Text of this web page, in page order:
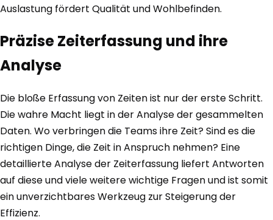
Auslastung fördert Qualität und Wohlbefinden.
Präzise Zeiterfassung und ihre
Analyse
Die bloße Erfassung von Zeiten ist nur der erste Schritt.
Die wahre Macht liegt in der Analyse der gesammelten
Daten. Wo verbringen die Teams ihre Zeit? Sind es die
richtigen Dinge, die Zeit in Anspruch nehmen? Eine
detaillierte Analyse der Zeiterfassung liefert Antworten
auf diese und viele weitere wichtige Fragen und ist somit
ein unverzichtbares Werkzeug zur Steigerung der
Effizienz.